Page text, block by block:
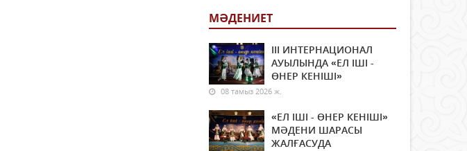
МӘДЕНИЕТ
ІІІ ИНТЕРНАЦИОНАЛ
АУЫЛЫНДА «ЕЛ ІШІ -
ӨНЕР КЕНІШІ»
08 тамыз 2026 ж.
«ЕЛ ІШІ - ӨНЕР КЕНІШІ»
МӘДЕНИ ШАРАСЫ
ЖАЛҒАСУДА